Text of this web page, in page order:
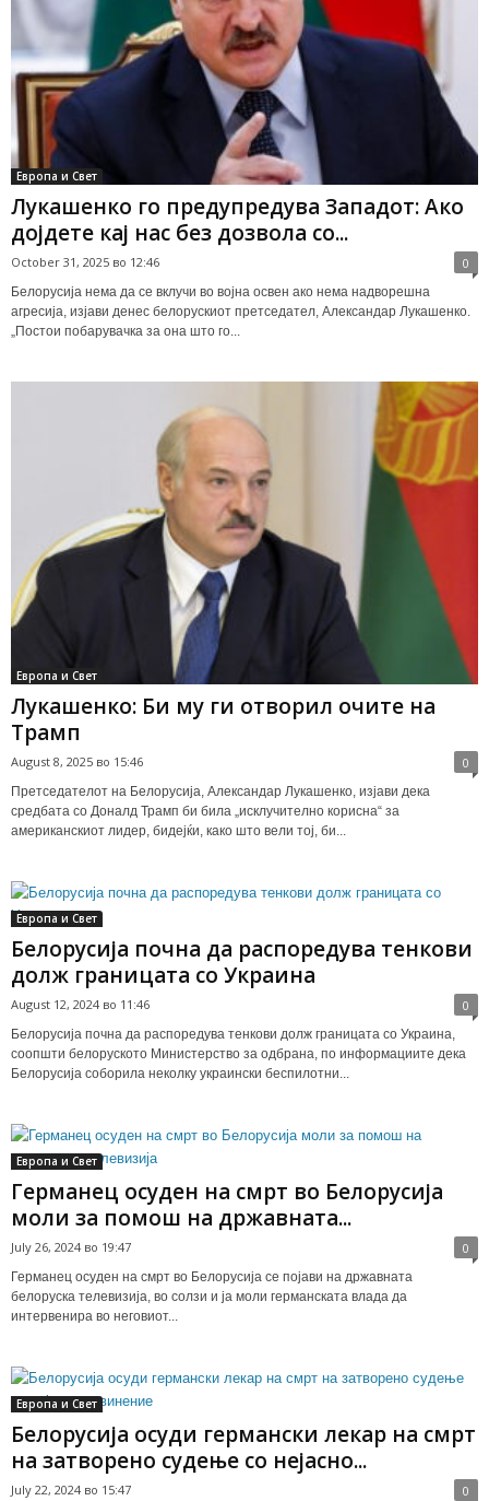
Европа и Свет
Лукашенко го предупредува Западот: Ако
дојдете кај нас без дозвола со...
October 31, 2025 во 12:46 0
Белорусија нема да се вклучи во војна освен ако нема надворешна
агресија, изјави денес белорускиот претседател, Александар Лукашенко.
„Постои побарувачка за она што го...
Европа и Свет
Лукашенко: Би му ги отворил очите на
Трамп
August 8, 2025 во 15:46 0
Претседателот на Белорусија, Александар Лукашенко, изјави дека
средбата со Доналд Трамп би била „исклучително корисна“ за
американскиот лидер, бидејќи, како што вели тој, би...
Европа и Свет
Белорусија почна да распоредува тенкови
долж границата со Украина
August 12, 2024 во 11:46 0
Белорусија почна да распоредува тенкови долж границата со Украина,
соопшти белоруското Министерство за одбрана, по информациите дека
Белорусија соборила неколку украински беспилотни...
Европа и Свет
Германец осуден на смрт во Белорусија
моли за помош на државната...
July 26, 2024 во 19:47 0
Германец осуден на смрт во Белорусија се појави на државната
белоруска телевизија, во солзи и ја моли германската влада да
интервенира во неговиот...
Европа и Свет
Белорусија осуди германски лекар на смрт
на затворено судење со нејасно...
July 22, 2024 во 15:47 0